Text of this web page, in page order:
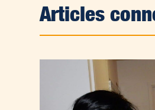
Articles